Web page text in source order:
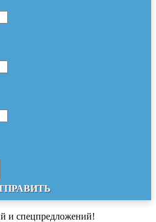
и спецпредложений!